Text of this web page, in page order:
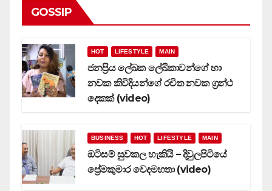
GOSSIP
HOT LIFESTYLE MAIN
ජනප්‍රිය ලේඛක ලේඛිකාවන්ගේ හා
නවක කිවිදියන්ගේ රචිත නවක ග්‍රන්ථ
දෙකක් (video)
BUSINESS HOT LIFESTYLE MAIN
ඔටිසම් සුවකල හැකියි – දිවුලපිටියේ
ප්‍රේමකුමාර වෙදමහතා (video)